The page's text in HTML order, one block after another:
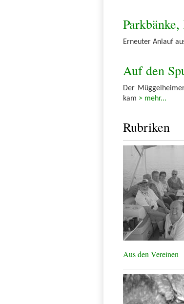
Erneuter Anlauf
Auf den
Der
kam > mehr...
Rubriken
Aus den Vereinen